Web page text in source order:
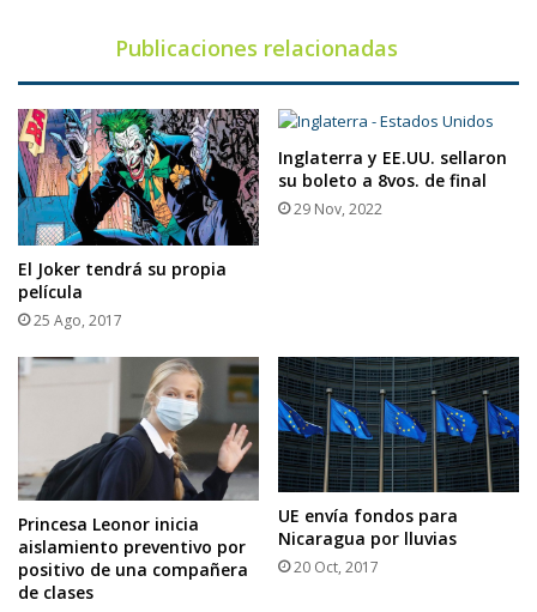
Publicaciones relacionadas
El Joker tendrá su propia
película
25 Ago, 2017
Inglaterra y EE.UU. sellaron
su boleto a 8vos. de final
29 Nov, 2022
Princesa Leonor inicia
aislamiento preventivo por
positivo de una compañera
de clases
UE envía fondos para
Nicaragua por lluvias
20 Oct, 2017